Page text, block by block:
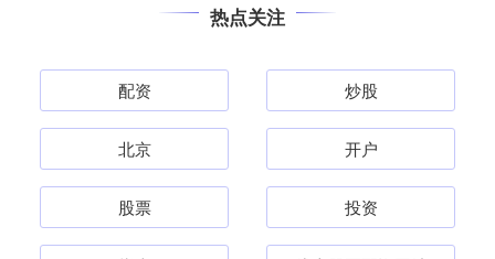
热点关注
配资 炒股
北京 开户
股票 投资